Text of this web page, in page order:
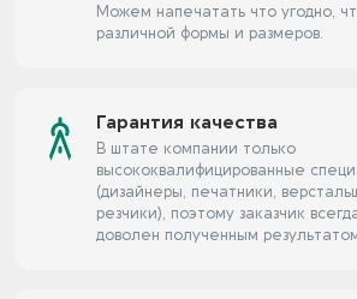
Можем напечатать что угодно,
различной формы и размеров.
Гарантия качества
В штате компании только
высококвалифицированные
(дизайнеры, печатники,
резчики), поэтому заказчик
доволен полученным